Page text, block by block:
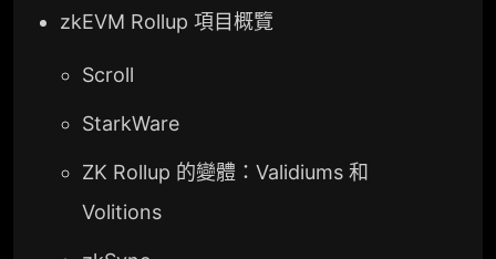
zkEVM Rollup 項目概覽
Scroll
StarkWare
ZK Rollup 的變體：Validiums 和
Volitions